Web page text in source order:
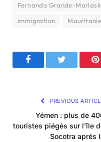
Fernando Grande-
immigration
Mauritanie
FacebookTwitter
PREVIOUS
Yémen : plus de
touristes piégés sur l’île
Socotra après